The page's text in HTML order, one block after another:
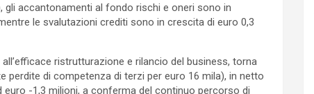
accantonamenti al fondo rischi e oneri sono in
le svalutazioni crediti sono in crescita di euro 0,3
ristrutturazione e rilancio del business, torna
perdite di competenza di terzi per euro 16 mila), in netto
-1,3 milioni, a conferma del continuo percorso di